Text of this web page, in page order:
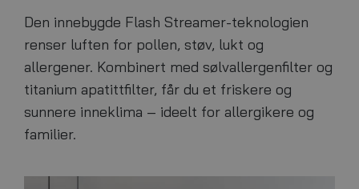
Den innebygde Flash Streamer-teknologien
renser luften for pollen, støv, lukt og
allergener. Kombinert med sølvallergenfilter og
titanium apatittfilter, får du et friskere og
sunnere inneklima – ideelt for allergikere og
familier.